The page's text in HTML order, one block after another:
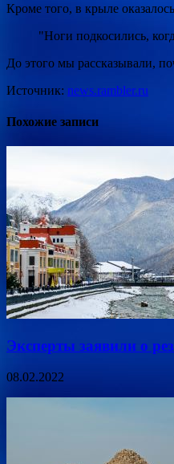
Кроме того, в крыле
"Ноги подкосились,
До этого мы рассказывали,
Источник: news.rambler.ru
Похожие записи
Эксперты заявили о
08.02.2022